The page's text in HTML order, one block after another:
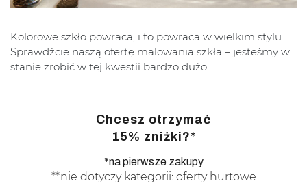
Kolorowe szkło powraca, i to powraca w wielkim stylu.
Sprawdźcie naszą ofertę malowania szkła – jesteśmy w
stanie zrobić w tej kwestii bardzo dużo.
Chcesz otrzymać
15% zniżki?*
*na pierwsze zakupy
**nie dotyczy kategorii: oferty hurtowe